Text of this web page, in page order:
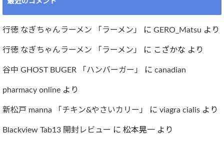
最近のコメント
行徳 なぎちゃんラーメン 「ラーメン」 に GERO_Matsu より
行徳 なぎちゃんラーメン 「ラーメン」 に こざかな より
谷中 GHOST BUGER 「ハンバーガー」 に canadian
pharmacy online より
新松戸 manna 「チキン&やさいカリー」 に viagra cialis より
Blackview Tab13 開封レビュー に 松本晃一 より